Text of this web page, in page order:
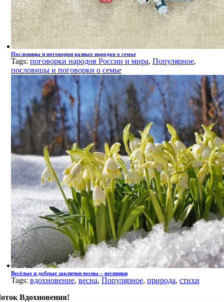
Пословицы и поговорки разных народов о семье
Tags: поговорки народов России и мира, Популярное,
пословицы и поговорки о семье
Весёлые и добрые заклички весны – веснянки
Tags: вдохновение, весна, Популярное, природа, стихи
Вдохновения!